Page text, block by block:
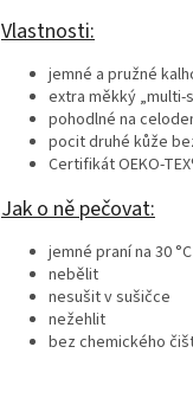
Vlastnosti:
jemné a pružné
extra měkký
pohodlné na
pocit druhé kůže
Certifikát
Jak o ně pečovat:
jemné praní na 30 °C
nebělit
nesušit v sušičce
nežehlit
bez chemického